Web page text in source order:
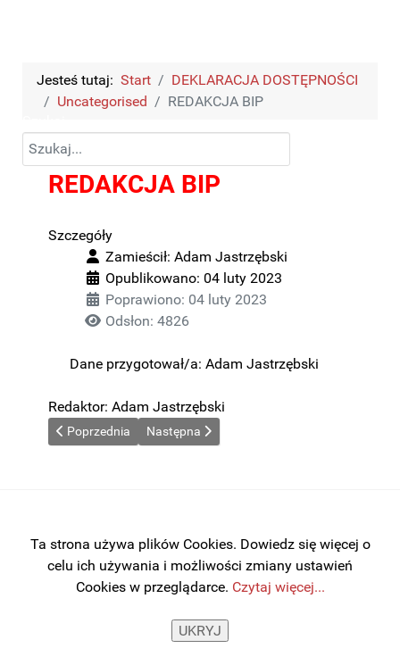
Jesteś tutaj: Start
DEKLARACJA DOSTĘPNOŚCI
Uncategorised
REDAKCJA BIP
REDAKCJA BIP
Szczegóły
Zamieścił: Adam Jastrzębski
Opublikowano: 04 luty 2023
Poprawiono: 04 luty 2023
Odsłon: 4826
Dane przygotował/a: Adam Jastrzębski
Redaktor: Adam Jastrzębski
Poprzednia strona: REDAKCJA BIP
Poprzednia Następna strona: DEKLARACJA
Następna
Ta strona używa plików Cookies. Dowiedz się więcej o
celu ich używania i możliwości zmiany ustawień
Cookies w przeglądarce. Czytaj więcej...